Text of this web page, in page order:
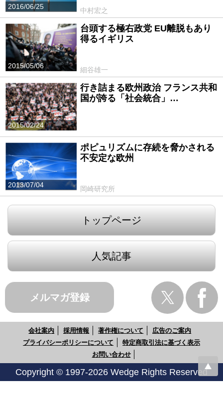
2016/06/25
中村宏之
2015/05/06
台頭する極右政党 EU離脱もあり
得るイギリス
細谷雄一
2015/02/24
行き詰まる欧州政治 フランス共和
国が誇る「社会統合」…
2013/07/04
ポピュリズムに存続を脅かされる
不安定な欧州
岡崎研究所
トップページ
人気記事
メルマガ登録
会社案内 採用情報 著作権について
広告のご案内
プライバシーポリシーについて
特定商取引法に基づく表示
お問い合わせ
Copyright © 1997-2026 Wedge Rights Reserved